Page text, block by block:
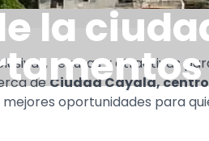
la
seguras y atractivas
deCiudad Cayalá,
oportunidades para